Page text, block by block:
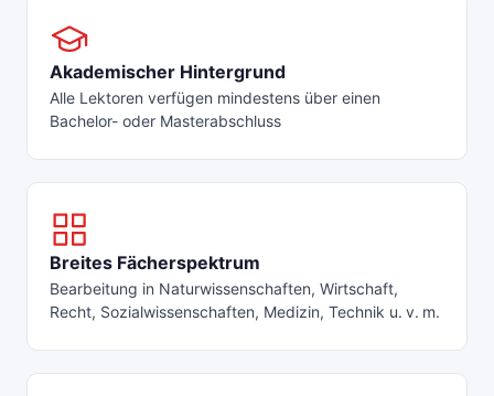
Akademischer Hintergrund
Alle Lektoren verfügen mindestens über einen
Bachelor- oder Masterabschluss
Breites Fächerspektrum
Bearbeitung in Naturwissenschaften, Wirtschaft,
Recht, Sozialwissenschaften, Medizin, Technik u. v. m.